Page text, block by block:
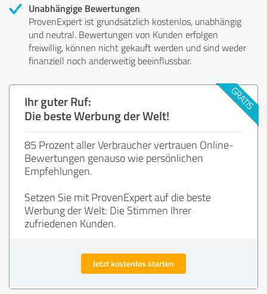
Unabhängige Bewertungen
ProvenExpert ist grundsätzlich kostenlos, unabhängig
und neutral. Bewertungen von Kunden erfolgen
freiwillig, können nicht gekauft werden und sind weder
finanziell noch anderweitig beeinflussbar.
Ihr guter Ruf:
Die beste Werbung der Welt!
85 Prozent aller Verbraucher vertrauen Online-
Bewertungen genauso wie persönlichen
Empfehlungen.
Setzen Sie mit ProvenExpert auf die beste
Werbung der Welt: Die Stimmen Ihrer
zufriedenen Kunden.
Jetzt kostenlos starten